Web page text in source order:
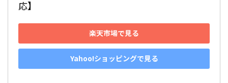
応】
楽天市場で見る
Yahoo!ショッピングで見る